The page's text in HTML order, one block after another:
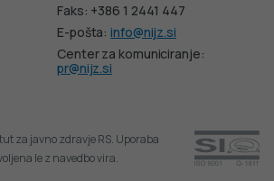
Faks: +386 1 2441 447
E-pošta:info@nijz.si
Center za komuniciranje:
pr@nijz.si
za javno zdravje RS. Uporaba
le z navedbo vira.